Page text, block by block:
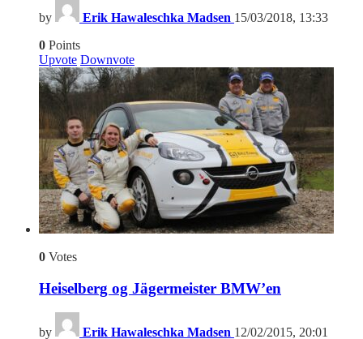
by Erik Hawaleschka Madsen 15/03/2018, 13:33
0 Points
Upvote Downvote
0 Votes
Heiselberg og Jägermeister BMW’en
by Erik Hawaleschka Madsen 12/02/2015, 20:01